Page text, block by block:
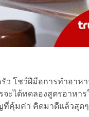
โชว์ฝีมือการทำอาหา
ะได้ทดลองสูตรอาหา
ที่คุ้มค่า คิดมาดีแล้วสุดๆ